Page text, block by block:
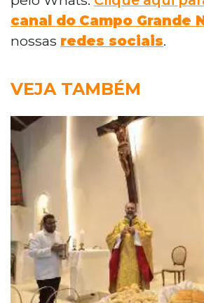
canal do Campo Grande
nossas redes sociais.
VEJA TAMBÉM